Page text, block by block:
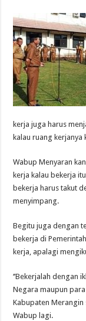
kerja juga harus
kalau ruang kerjanya
Wabup Menyaran
kerja kalau bekerja
bekerja harus takut
menyimpang.
Begitu juga dengan
bekerja di
kerja, apalagi
‘’Bekerjalah dengan
Negara maupun
Kabupaten Merangin
Wabup lagi.